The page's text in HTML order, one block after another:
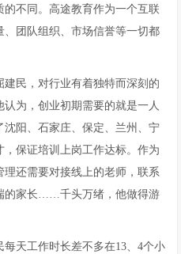
不同。高途教育作为一个互联
、团队组织、市场信誉等一切都
建民，对行业有着独特而深刻的
为，创业初期需要的就是一人
阳、石家庄、保定、兰州、宁
保证培训上岗工作达标。作为
还需要对接线上的老师，联系
的家长……千头万绪，他做得游
天工作时长差不多在13、4个小